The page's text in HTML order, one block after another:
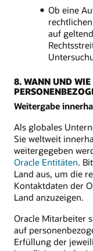
Ob eine
auf
8. WANN UND
Weitergabe
Als globales
Sie weltweit
weitergegeben
Oracle Entitäten.
Land aus, um die
Kontaktdaten der
Land anzuzeigen.
Oracle Mitarbeiter
auf
Erfüllung der